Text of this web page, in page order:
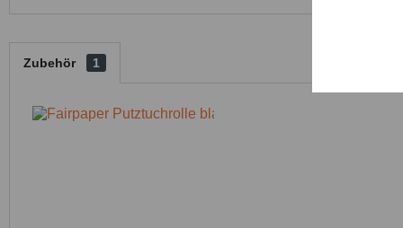
Zubehör 1